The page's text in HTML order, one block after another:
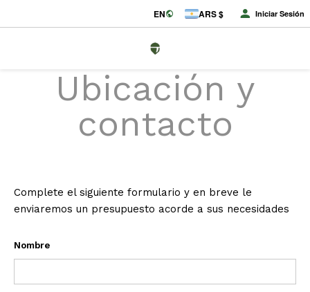
EN ARS $ Iniciar Sesión
Ubicación y
contacto
Complete el siguiente formulario y en breve le
enviaremos un presupuesto acorde a sus necesidades
Nombre